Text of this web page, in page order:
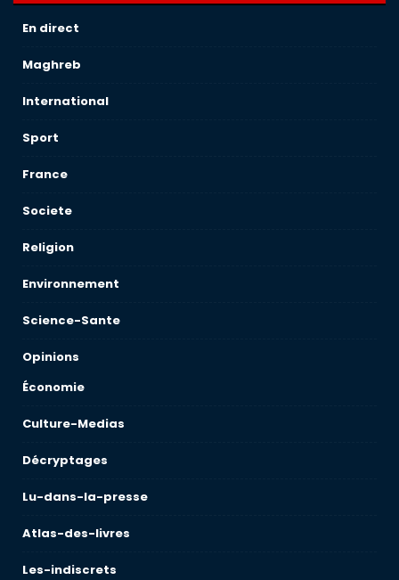
En direct
Maghreb
International
Sport
France
Societe
Religion
Environnement
Science-Sante
Opinions
Économie
Culture-Medias
Décryptages
Lu-dans-la-presse
Atlas-des-livres
Les-indiscrets